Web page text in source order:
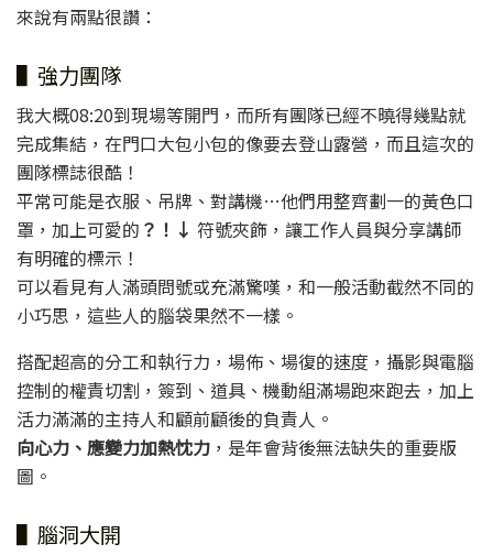
來說有兩點很讚：
▌強力團隊
我大概08:20到現場等開門，而所有團隊已經不曉得幾點就
完成集結，在門口大包小包的像要去登山露營，而且這次的
團隊標誌很酷！
平常可能是衣服、吊牌、對講機…他們用整齊劃一的黃色口
罩，加上可愛的 ？！↓ 符號夾飾，讓工作人員與分享講師
有明確的標示！
可以看見有人滿頭問號或充滿驚嘆，和一般活動截然不同的
小巧思，這些人的腦袋果然不一樣。
搭配超高的分工和執行力，場佈、場復的速度，攝影與電腦
控制的權責切割，簽到、道具、機動組滿場跑來跑去，加上
活力滿滿的主持人和顧前顧後的負責人。
向心力、應變力加熱忱力 ，是年會背後無法缺失的重要版
圖。
▌腦洞大開